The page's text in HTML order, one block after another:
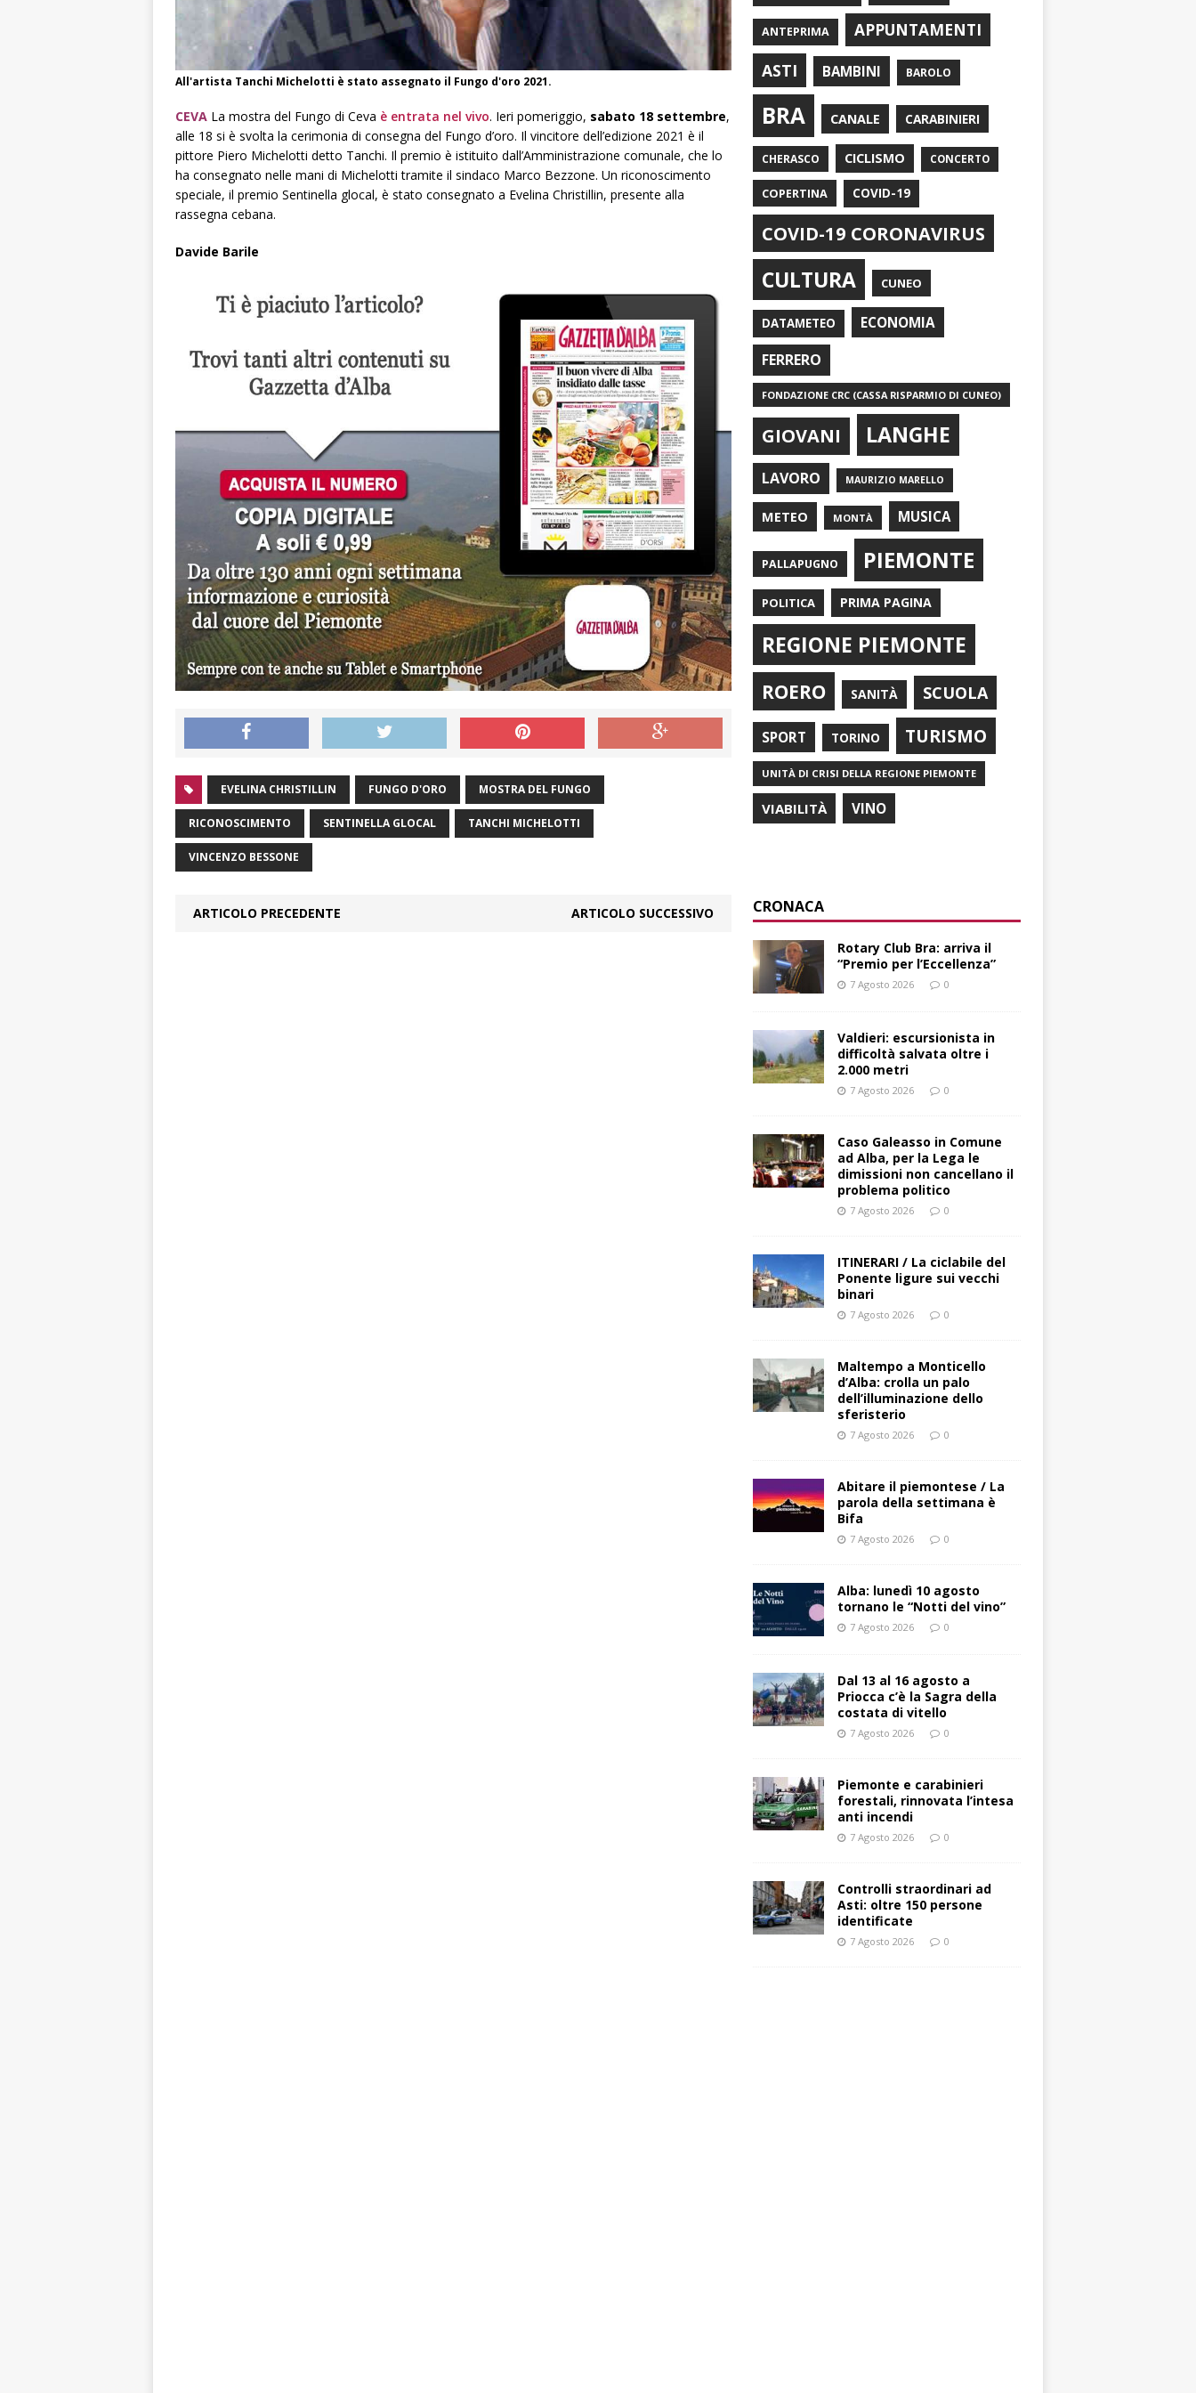
All'artista Tanchi Michelotti è stato assegnato il Fungo d'oro 2021.
CEVA La mostra del Fungo di Ceva è entrata nel vivo. Ieri pomeriggio, sabato 18 settembre,
alle 18 si è svolta la cerimonia di consegna del Fungo d’oro. Il vincitore dell’edizione 2021 è il
pittore Piero Michelotti detto Tanchi. Il premio è istituito dall’Amministrazione comunale, che lo
ha consegnato nelle mani di Michelotti tramite il sindaco Marco Bezzone. Un riconoscimento
speciale, il premio Sentinella glocal, è stato consegnato a Evelina Christillin, presente alla
rassegna cebana.
Davide Barile
EVELINA CHRISTILLIN FUNGO D'ORO MOSTRA DEL FUNGO
RICONOSCIMENTO SENTINELLA GLOCAL TANCHI MICHELOTTI
VINCENZO BESSONE
ARTICOLO PRECEDENTE ARTICOLO SUCCESSIVO
ANTEPRIMA
APPUNTAMENTI
ASTI
BAMBINI BAROLO
BRA CANALE CARABINIERI
CHERASCO CICLISMO CONCERTO
COPERTINA COVID-19
COVID-19 CORONAVIRUS
CULTURA CUNEO
DATAMETEO ECONOMIA
FERRERO
FONDAZIONE CRC (CASSA RISPARMIO DI CUNEO)
GIOVANI LANGHE
LAVORO MAURIZIO MARELLO
METEO MONTÀ MUSICA
PALLAPUGNO PIEMONTE
POLITICA PRIMA PAGINA
REGIONE PIEMONTE
ROERO SANITÀ SCUOLA
SPORT TORINO TURISMO
UNITÀ DI CRISI DELLA REGIONE PIEMONTE
VIABILITÀ VINO
CRONACA
Rotary Club Bra: arriva il
“Premio per l’Eccellenza”
7 Agosto 2026 0
Valdieri: escursionista in
difficoltà salvata oltre i
2.000 metri
7 Agosto 2026 0
Caso Galeasso in Comune
ad Alba, per la Lega le
dimissioni non cancellano il
problema politico
7 Agosto 2026 0
ITINERARI / La ciclabile del
Ponente ligure sui vecchi
binari
7 Agosto 2026 0
Maltempo a Monticello
d’Alba: crolla un palo
dell’illuminazione dello
sferisterio
7 Agosto 2026 0
Abitare il piemontese / La
parola della settimana è
Bifa
7 Agosto 2026 0
Alba: lunedì 10 agosto
tornano le “Notti del vino”
7 Agosto 2026 0
Dal 13 al 16 agosto a
Priocca c’è la Sagra della
costata di vitello
7 Agosto 2026 0
Piemonte e carabinieri
forestali, rinnovata l’intesa
anti incendi
7 Agosto 2026 0
Controlli straordinari ad
Asti: oltre 150 persone
identificate
7 Agosto 2026 0